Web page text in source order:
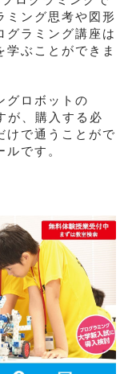
ミング思考や図形
グラミング講座は
学ぶことができま
グロボットの
が、購入する必
けで通うことがで
です。